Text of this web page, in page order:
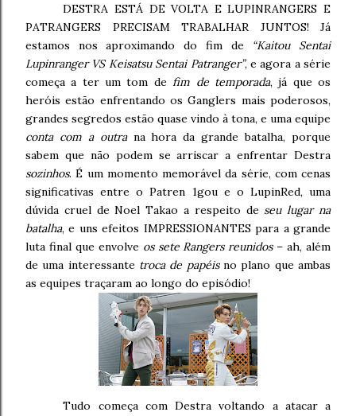
DESTRA ESTÁ DE VOLTA E LUPINRANGERS E
PATRANGERS PRECISAM TRABALHAR JUNTOS! Já
estamos nos aproximando do fim de “Kaitou Sentai
Lupinranger VS Keisatsu Sentai Patranger”, e agora a série
começa a ter um tom defim de temporada, já que os
heróis estão enfrentando os Ganglers mais poderosos,
grandes segredos estão quase vindo à tona, e uma equipe
conta com a outrana hora da grande batalha, porque
sabem que não podem se arriscar a enfrentar Destra
sozinhos. É um momento memorável da série, com cenas
significativas entre o Patren 1gou e o LupinRed, uma
dúvida cruel de Noel Takao a respeito de seu lugar na
batalha, e uns efeitos IMPRESSIONANTES para a grande
luta final que envolve os sete Rangers reunidos– ah, além
de uma interessante troca de papéisno plano que ambas
as equipes traçaram ao longo do episódio!
Tudo começa com Destra voltando a atacar a